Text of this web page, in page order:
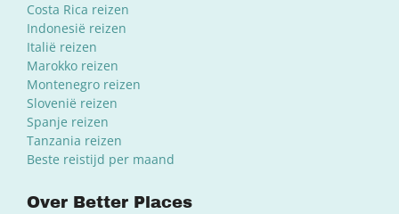
Costa Rica reizen
Indonesië reizen
Italië reizen
Marokko reizen
Montenegro reizen
Slovenië reizen
Spanje reizen
Tanzania reizen
Beste reistijd per maand
Over Better Places